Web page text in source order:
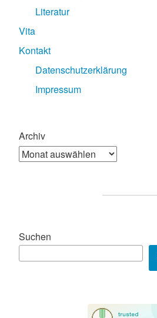
Literatur
Vita
Kontakt
Datenschutzerklärung
Impressum
Archiv
Suchen